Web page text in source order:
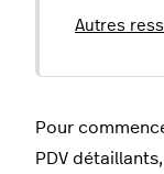
Autres
Pour
PDV